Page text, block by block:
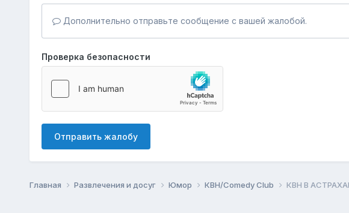
Дополнительно отправьте сообщение с вашей жалобой.
Проверка безопасности
Отправить жалобу
Главная Развлечения и досуг Юмор КВН/Comedy Club КВН В